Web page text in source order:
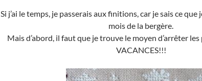
Si j’ai le temps, je passerais aux finitions, car je sais ce que
mois de la bergère.
Mais d’abord, il faut que je trouve le moyen d’arrêter
VACANCES!!!